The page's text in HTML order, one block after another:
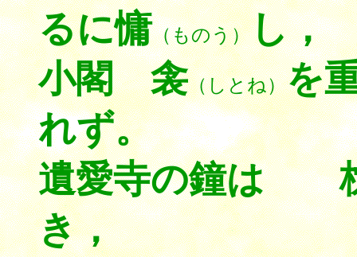
るに慵（ものう）し，
小閣 衾（しとね）を
れず。
遺愛寺の鐘は
き，